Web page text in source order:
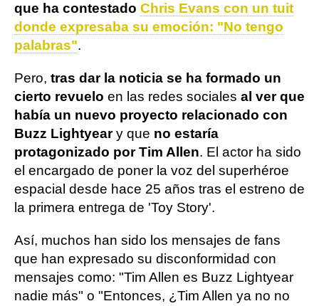
que ha contestado Chris Evans con un tuit
donde expresaba su emoción: "No tengo
palabras".
Pero, tras dar la noticia se ha formado un
cierto revuelo en las redes sociales al ver que
había un nuevo proyecto relacionado con
Buzz Lightyeary que no estaría
protagonizado por Tim Allen. El actor ha sido
el encargado de poner la voz del superhéroe
espacial desde hace 25 años tras el estreno de
la primera entrega de 'Toy Story'.
Así, muchos han sido los mensajes de fans
que han expresado su disconformidad con
mensajes como: "Tim Allen es Buzz Lightyear
nadie más" o "Entonces, ¿Tim Allen ya no no